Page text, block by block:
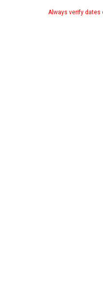
Always verify dates